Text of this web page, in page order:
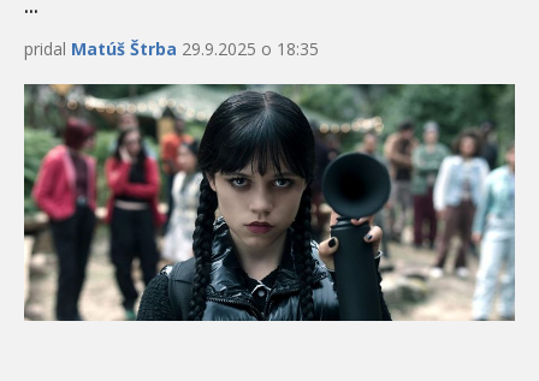
pridal Matúš Štrba 29.9.2025 o 18:35